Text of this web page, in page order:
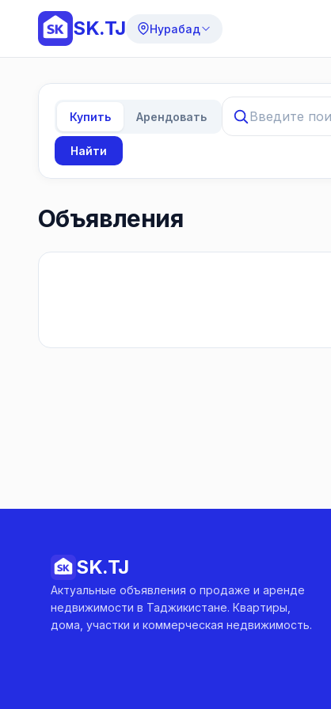
SK.TJ Нурабад
Купить Арендовать
Найти
Объявления
SK.TJ
Актуальные объявления о продаже и аренде
недвижимости в Таджикистане. Квартиры,
дома, участки и коммерческая недвижимость.